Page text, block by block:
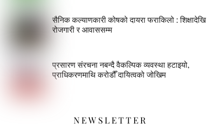
सैनिक कल्याणकारी कोषको दायरा फराकिलो : शिक्षादेखि
रोजगारी र आवाससम्म
प्रसारण संरचना नबन्दै वैकल्पिक व्यवस्था हटाइयो,
प्राधिकरणमाथि करोडौँ दायित्वको जोखिम
NEWSLETTER